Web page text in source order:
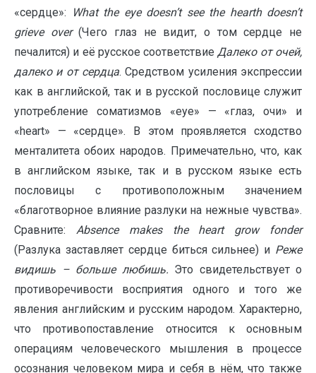
«сердце»:
What the eye doesn’t see the hearth doesn’t
grieve over(Чего глаз не видит, о том сердце не
печалится) и её русское соответствиеДалеко от очей,
далеко и от сердца. Средством усиления экспрессии
как в английской, так и в русской пословице служит
употребление соматизмов «eye» — «глаз, очи» и
«heart» — «сердце». В этом проявляется сходство
менталитета обоих народов. Примечательно, что, как
в английском языке, так и в русском языке есть
пословицы с противоположным значением
«благотворное влияние разлуки на нежные чувства».
Сравните: Absence makes the heart grow
fonder
(Разлука заставляет сердце биться сильнее) и Реже
видишь – больше любишь. Это свидетельствует о
противоречивости восприятия одного и того же
явления английским и русским народом. Характерно,
что противопоставление относится к основным
операциям человеческого мышления в процессе
осознания человеком мира и себя в нём, что также